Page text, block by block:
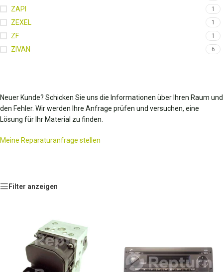
ZAPI 1
ZEXEL 1
ZF 1
ZIVAN 6
Neuer Kunde? Schicken Sie uns die Informationen über Ihren Raum und
den Fehler. Wir werden Ihre Anfrage prüfen und versuchen, eine
Lösung für Ihr Material zu finden.
Meine Reparaturanfrage stellen
Filter anzeigen